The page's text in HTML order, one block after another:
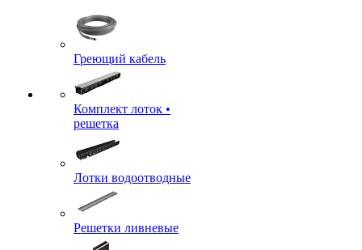
Греющий кабель
Комплект лоток •
решетка
Лотки водоотводные
Решетки ливневые